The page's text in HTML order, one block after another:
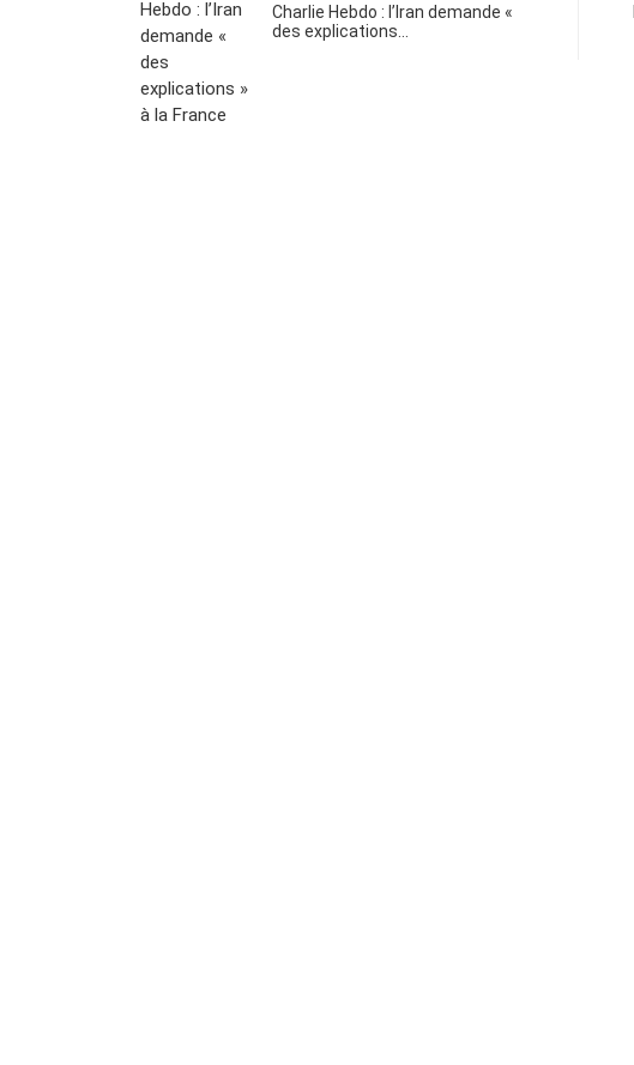
Charlie Hebdo : l’Iran demande «
des explications…